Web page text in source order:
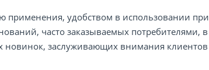
применения, удобством в использовании при
часто заказываемых потребителями, в
новинок, заслуживающих внимания клиентов